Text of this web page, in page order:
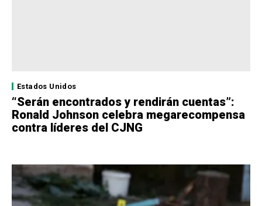
Estados Unidos
“Serán encontrados y rendirán cuentas”:
Ronald Johnson celebra megarecompensa
contra líderes del CJNG